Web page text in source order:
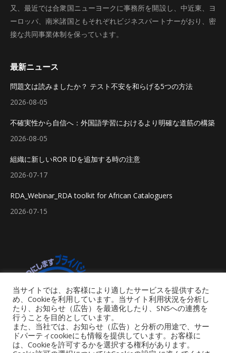
又、最近では合衆国ニューヨークに事務所を開設し、中近東、ヨ
ーロッパ、南米諸国ともそれぞれビジネスパートナーがおり、密
接な共同事業体制を保っています。
最新ニュース
問題文は読みましたか？ テスト不安を和らげる5つの方法
2026-08-05
不確実性から自信へ：外国語学習におけるより明確な道筋の構築
2026-08-05
組織に新しいROR IDを追加する時の注意
2026-07-17
RDA_Webinar_RDA toolkit for African Cataloguers
2026-07-15
当サイトでは、お客様により適したサービスを提供するた
め、Cookieを利用しています。当サイト利用状況を分析し
たり、お知らせ（広告）を最適化したり、SNSへの連携を
行うことを目的としています。
また、当社では、お知らせ（広告）と分析の用途で、サー
ドパーティcookieにも情報を提供しています。お客様に
は、Cookieを許可するかを選択する権利があります。